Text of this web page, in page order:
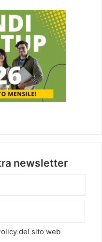
newsletter
del sito web